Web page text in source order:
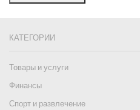
КАТЕГОРИИ
Товары и услуги
Финансы
Спорт и развлечение